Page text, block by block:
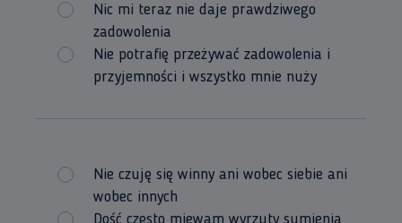
Nic mi teraz nie daje prawdziwego
zadowolenia
Nie potrafię przeżywać zadowolenia i
przyjemności i wszystko mnie nuży
Nie czuję się winny ani wobec siebie ani
wobec innych
Dość często miewam wyrzuty sumienia